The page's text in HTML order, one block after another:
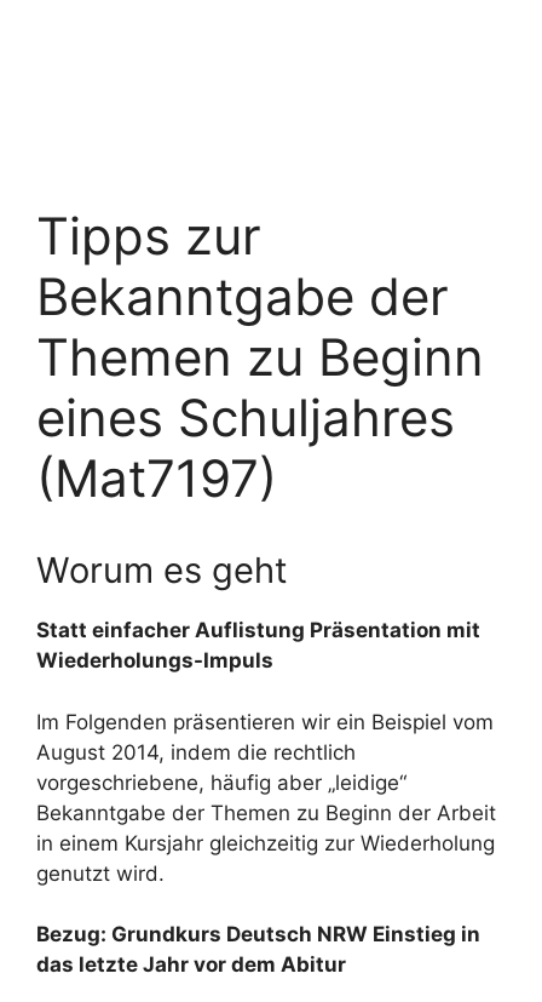
Tipps zur
Bekanntgabe der
Themen zu Beginn
eines Schuljahres
(Mat7197)
Worum es geht
Statt einfacher Auflistung Präsentation mit
Wiederholungs-Impuls
Im Folgenden präsentieren wir ein Beispiel vom
August 2014, indem die rechtlich
vorgeschriebene, häufig aber „leidige“
Bekanntgabe der Themen zu Beginn der Arbeit
in einem Kursjahr gleichzeitig zur Wiederholung
genutzt wird.
Bezug: Grundkurs Deutsch NRW Einstieg in
das letzte Jahr vor dem Abitur